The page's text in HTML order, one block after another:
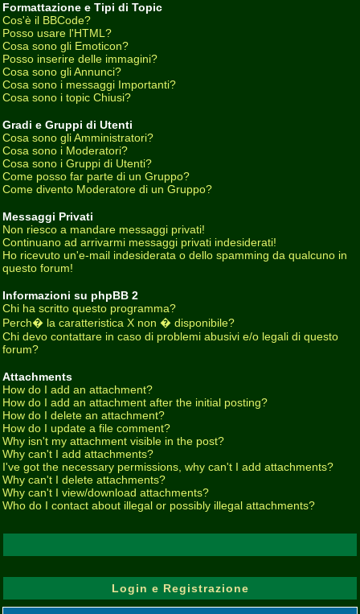
Formattazione e Tipi di Topic
Cos'è il BBCode?
Posso usare l'HTML?
Cosa sono gli Emoticon?
Posso inserire delle immagini?
Cosa sono gli Annunci?
Cosa sono i messaggi Importanti?
Cosa sono i topic Chiusi?
Gradi e Gruppi di Utenti
Cosa sono gli Amministratori?
Cosa sono i Moderatori?
Cosa sono i Gruppi di Utenti?
Come posso far parte di un Gruppo?
Come divento Moderatore di un Gruppo?
Messaggi Privati
Non riesco a mandare messaggi privati!
Continuano ad arrivarmi messaggi privati indesiderati!
Ho ricevuto un'e-mail indesiderata o dello spamming da qualcuno in
questo forum!
Informazioni su phpBB 2
Chi ha scritto questo programma?
Perch� la caratteristica X non � disponibile?
Chi devo contattare in caso di problemi abusivi e/o legali di questo
forum?
Attachments
How do I add an attachment?
How do I add an attachment after the initial posting?
How do I delete an attachment?
How do I update a file comment?
Why isn't my attachment visible in the post?
Why can't I add attachments?
I've got the necessary permissions, why can't I add attachments?
Why can't I delete attachments?
Why can't I view/download attachments?
Who do I contact about illegal or possibly illegal attachments?
Login e Registrazione